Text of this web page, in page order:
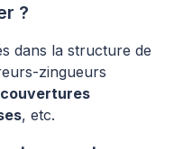
?
dans la structure de
zingueurs
, etc.